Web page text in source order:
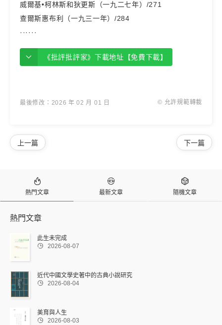
威爾基•柯林斯和狄更斯（一九二七年）/271
查爾斯惠布利（一九三一年）/284
······
《批評批評家》下載地址【免費下載】
最後修改：2026 年 02 月 01 日 © 允許規範轉載
下一篇
上一篇

熱門文章

最新文章

隨機文章
熱門文章
此生未完成
 2026-08-07
近代中國文學史著中的古典小說研究
 2026-08-04
美育與人生
 2026-08-03